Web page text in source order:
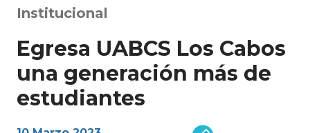
Institucional
Egresa UABCS Los Cabos
una generación más de
estudiantes